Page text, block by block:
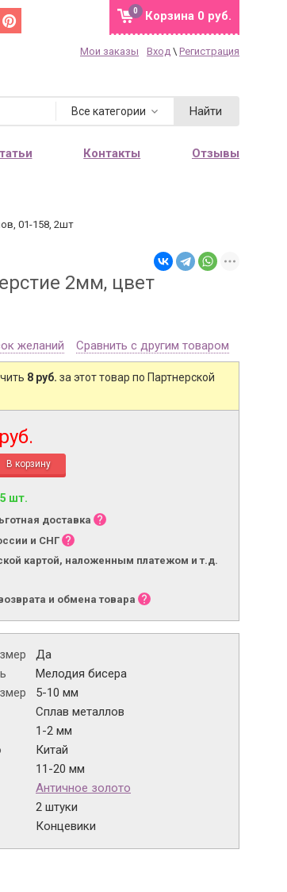
Корзина 0 руб.
0
Мои заказы Вход \ Регистрация
Все категории Найти
Контакты Отзывы
01-158, 2шт
2мм, цвет
желаний Сравнить с другим товаром
8 руб. за этот товар по Партнерской
шт.
доставка
и СНГ
картой, наложенным платежом и т.д.
и обмена товара
Да
Мелодия бисера
5-10 мм
Сплав металлов
1-2 мм
Китай
11-20 мм
Античное золото
2 штуки
Концевики